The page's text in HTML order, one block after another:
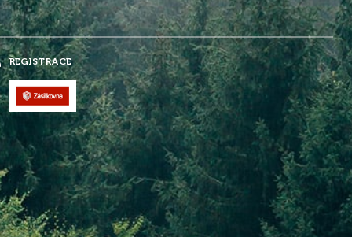
REGISTRACE